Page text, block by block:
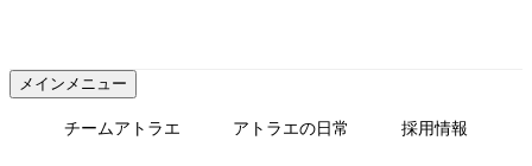
テ
ン
メインメニュー
チームアトラエ アトラエの日常 採用情報